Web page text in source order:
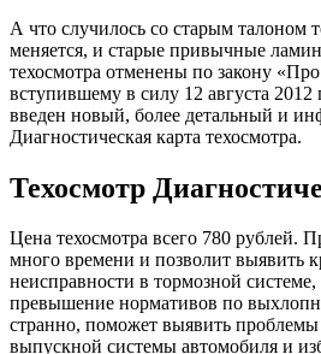
А что случилось со старым талоном
меняется, и старые привычные
техосмотра отменены по закону
вступившему в силу 12 августа 2012
введен новый, более детальный и
Диагностическая карта техосмотра.
Техосмотр
Цена техосмотра всего 780 рублей.
много времени и позволит выявить
неисправности в тормозной
превышение нормативов по
странно, поможет выявить проблемы
выпускной системы автомобиля и